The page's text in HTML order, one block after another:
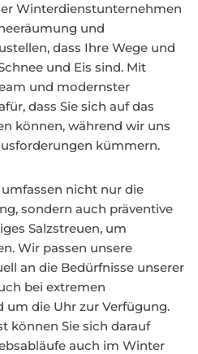
Winterdienstunternehmen
und
dass Ihre Wege und
und Eis sind. Mit
und modernster
dass Sie sich auf das
können, während wir uns
kümmern.
nicht nur die
sondern auch präventive
Salzstreuen, um
Wir passen unsere
an die Bedürfnisse unserer
bei extremen
die Uhr zur Verfügung.
können Sie sich darauf
auch im Winter